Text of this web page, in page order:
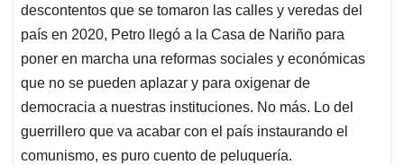
descontentos que se tomaron las calles y veredas del
país en 2020, Petro llegó a la Casa de Nariño para
poner en marcha una reformas sociales y económicas
que no se pueden aplazar y para oxigenar de
democracia a nuestras instituciones. No más. Lo del
guerrillero que va acabar con el país instaurando el
comunismo, es puro cuento de peluquería.